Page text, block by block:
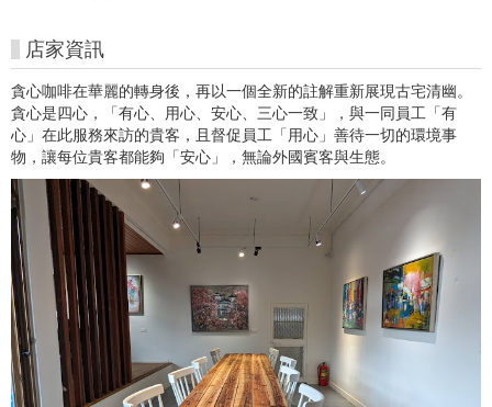
票
網
站
店家資訊
貪心咖啡在華麗的轉身後，再以一個全新的註解重新展現古宅清幽。
貪心是四心，「有心、用心、安心、三心一致」，與一同員工「有
心」在此服務來訪的貴客，且督促員工「用心」善待一切的環境事
物，讓每位貴客都能夠「安心」，無論外國賓客與生態。